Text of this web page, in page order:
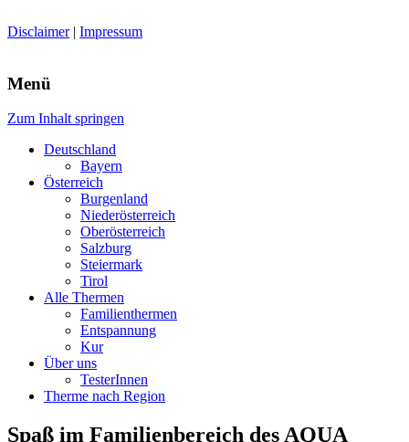
Disclaimer| Impressum
Menü
Zum Inhalt springen
Deutschland
Bayern
Österreich
Burgenland
Niederösterreich
Oberösterreich
Salzburg
Steiermark
Tirol
Alle Thermen
Familienthermen
Entspannung
Kur
Über uns
TesterInnen
Therme nach Region
Spaß im Familienbereich des AQUA